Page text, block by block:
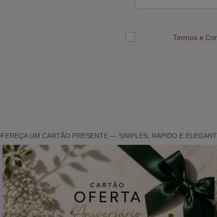
UM CARTÃO PRESENTE — SIMPLES, RÁPIDO E